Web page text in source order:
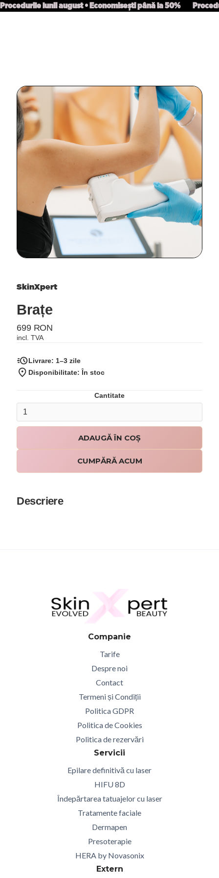
Procedurile lunii august • Economisești până la 50%
SkinXpert
Brațe
699 RON
incl. TVA
Livrare: 1–3 zile
Disponibilitate: În stoc
Cantitate
CUMPĂRĂ ACUM
Descriere
Companie
Tarife
Despre noi
Contact
Termeni și Condiții
Politica GDPR
Politica de Cookies
Politica de rezervări
Servicii
Epilare definitivă cu laser
HIFU 8D
Îndepărtarea tatuajelor cu laser
Tratamente faciale
Dermapen
Presoterapie
HERA by Novasonix
Extern